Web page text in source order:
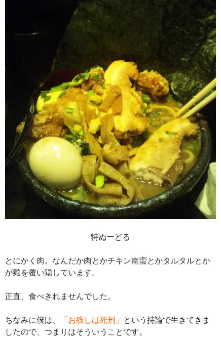
特ぬーどる
とにかく肉。なんだか肉とかチキン南蛮とかタルタルとか
が麺を覆い隠しています。
正直、食べきれませんでした。
ちなみに僕は、 「お残しは死刑」 という持論で生きてきま
したので、つまりはそういうことです。